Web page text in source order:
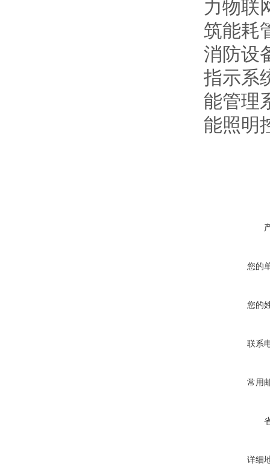
力物联
筑能耗
消防设
指示系
能管理
能照明
您的
您的
联系
常用
详细